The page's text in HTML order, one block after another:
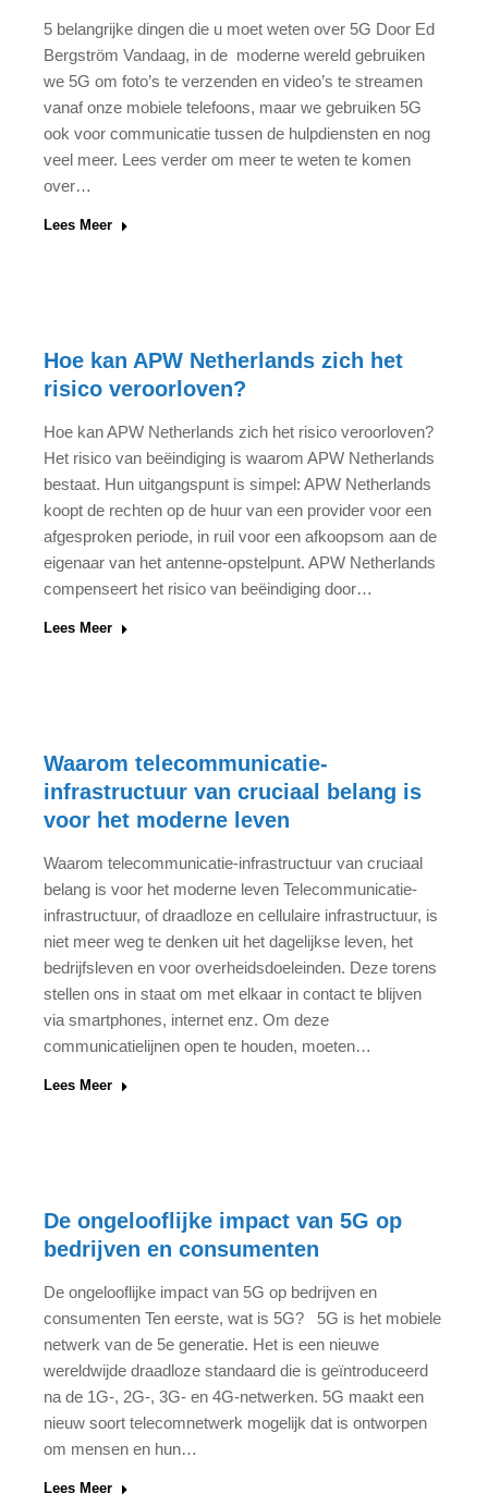
5 belangrijke dingen die u moet weten over 5G Door Ed
Bergström Vandaag, in de moderne wereld gebruiken
we 5G om foto’s te verzenden en video’s te streamen
vanaf onze mobiele telefoons, maar we gebruiken 5G
ook voor communicatie tussen de hulpdiensten en nog
veel meer. Lees verder om meer te weten te komen
over…
Lees Meer
Hoe kan APW Netherlands zich het
risico veroorloven?
Hoe kan APW Netherlands zich het risico veroorloven?
Het risico van beëindiging is waarom APW Netherlands
bestaat. Hun uitgangspunt is simpel: APW Netherlands
koopt de rechten op de huur van een provider voor een
afgesproken periode, in ruil voor een afkoopsom aan de
eigenaar van het antenne-opstelpunt. APW Netherlands
compenseert het risico van beëindiging door…
Lees Meer
Waarom telecommunicatie-
infrastructuur van cruciaal belang is
voor het moderne leven
Waarom telecommunicatie-infrastructuur van cruciaal
belang is voor het moderne leven Telecommunicatie-
infrastructuur, of draadloze en cellulaire infrastructuur, is
niet meer weg te denken uit het dagelijkse leven, het
bedrijfsleven en voor overheidsdoeleinden. Deze torens
stellen ons in staat om met elkaar in contact te blijven
via smartphones, internet enz. Om deze
communicatielijnen open te houden, moeten…
Lees Meer
De ongelooflijke impact van 5G op
bedrijven en consumenten
De ongelooflijke impact van 5G op bedrijven en
consumenten Ten eerste, wat is 5G? 5G is het mobiele
netwerk van de 5e generatie. Het is een nieuwe
wereldwijde draadloze standaard die is geïntroduceerd
na de 1G-, 2G-, 3G- en 4G-netwerken. 5G maakt een
nieuw soort telecomnetwerk mogelijk dat is ontworpen
om mensen en hun…
Lees Meer